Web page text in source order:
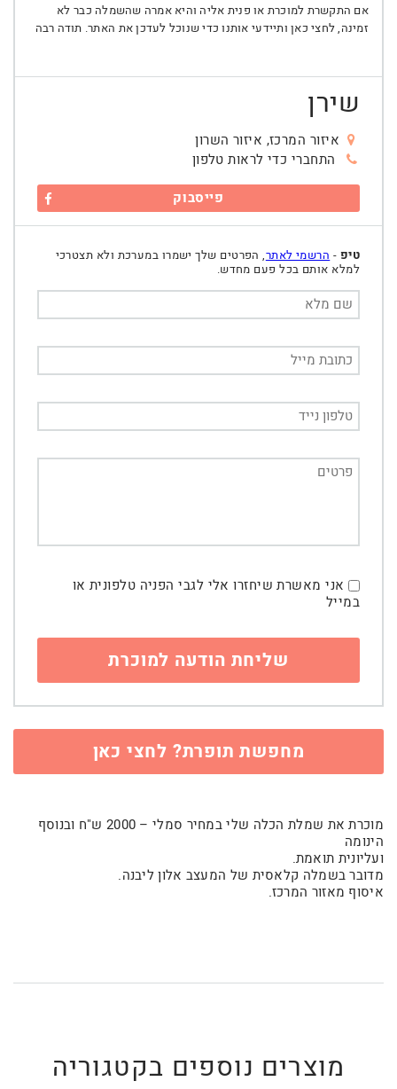
אם התקשרת למוכרת או פנית אליה והיא אמרה שהשמלה כבר לא
זמינה, לחצי כאן ותיידעי אותנו כדי שנוכל לעדכן את האתר. תודה רבה
שירן
איזור המרכז, איזור השרון
התחברי כדי לראות טלפון
פייסבוק
טיפ - הרשמי לאתר, הפרטים שלך ישמרו במערכת ולא תצטרכי
למלא אותם בכל פעם מחדש.
אני מאשרת שיחזרו אלי לגבי הפניה טלפונית או
במייל
מחפשת תופרת? לחצי כאן
מוכרת את שמלת הכלה שלי במחיר סמלי – 2000 ש"ח ובנוסף
הינומה
ועליונית תואמת.
מדובר בשמלה קלאסית של המעצב אלון ליבנה.
איסוף מאזור המרכז.
מוצרים נוספים בקטגוריה